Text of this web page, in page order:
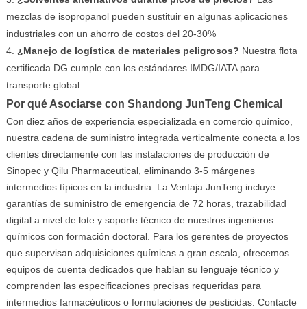
mezclas de isopropanol pueden sustituir en algunas aplicaciones
industriales con un ahorro de costos del 20-30%
¿Manejo de logística de materiales peligrosos? Nuestra flota
certificada DG cumple con los estándares IMDG/IATA para
transporte global
Por qué Asociarse con Shandong JunTeng Chemical
Con diez años de experiencia especializada en comercio químico,
nuestra cadena de suministro integrada verticalmente conecta a los
clientes directamente con las instalaciones de producción de
Sinopec y Qilu Pharmaceutical, eliminando 3-5 márgenes
intermedios típicos en la industria. La Ventaja JunTeng incluye:
garantías de suministro de emergencia de 72 horas, trazabilidad
digital a nivel de lote y soporte técnico de nuestros ingenieros
químicos con formación doctoral. Para los gerentes de proyectos
que supervisan adquisiciones químicas a gran escala, ofrecemos
equipos de cuenta dedicados que hablan su lenguaje técnico y
comprenden las especificaciones precisas requeridas para
intermedios farmacéuticos o formulaciones de pesticidas. Contacte